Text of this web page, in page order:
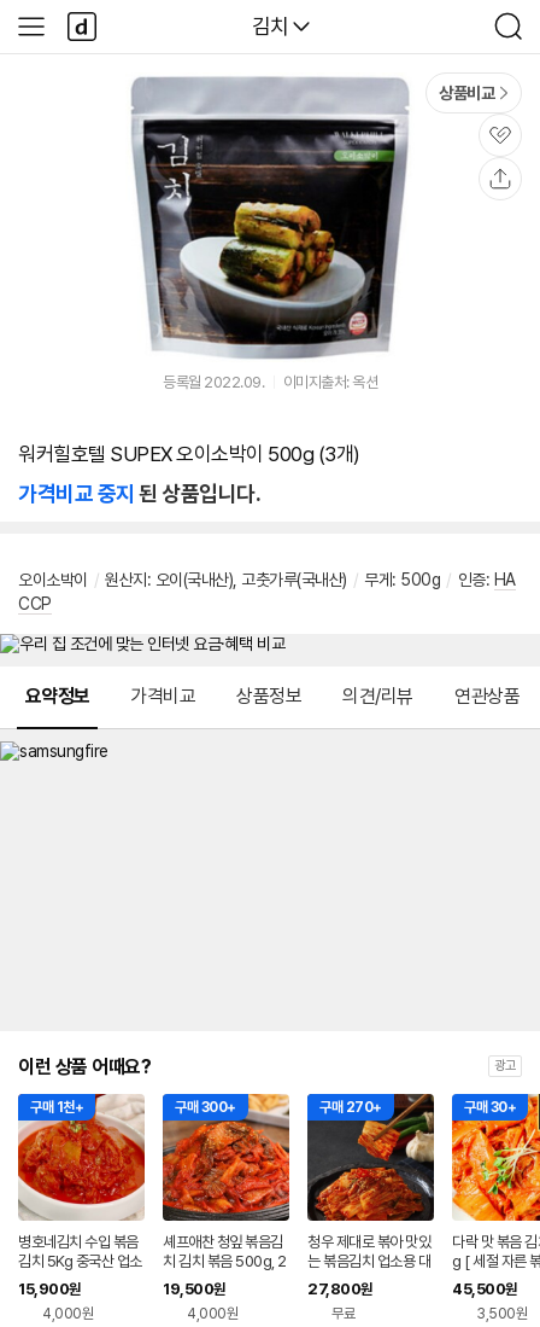
다나와
김치
검
색
사
이
다
나
와
상품비교
관
심
등록월 2022.09. 이미지출처: 옥션
워커힐호텔 SUPEX 오이소박이 500g (3개)
가격비교 중지 된 상품입니다.
오이소박이 / 원산지 : 오이(국내산), 고춧가루(국내산) / 무게 : 500g / 인증: HA
CCP
요약정보 가격비교 상품정보 의견/리뷰 연관상품
이런 상품 어때요? 광고
구매 1천+
병호네김치 수입 볶음
김치 5Kg 중국산 업소
용
15,900원
4,000원
구매 300+
셰프애찬 청잎 볶음김
치 김치 볶음 500g, 2
개
19,500원
4,000원
구매 270+
청우 제대로 볶아 맛있
는 볶음김치 업소용 대
용량 찌개용 중국산 수
입 5kg, 1개
27,800원
무료
구매 30+
다락 맛 볶음
g [ 세절 자른
른 빠른조리가
산 식자재 ]
45,500원
3,500원